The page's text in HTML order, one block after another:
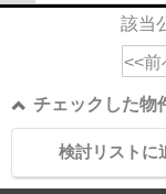
該当
<<前
チェックした物
検討リストに